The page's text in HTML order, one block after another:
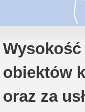
Wysokość
obiektów
oraz za